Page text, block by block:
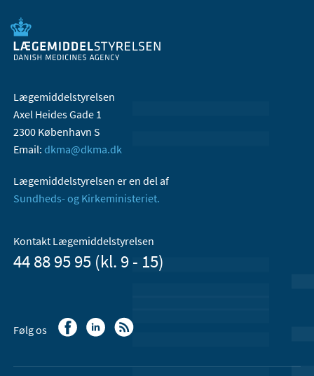
Lægemiddelstyrelsen
Axel Heides Gade 1
2300 København S
Email: dkma@dkma.dk
Lægemiddelstyrelsen er en del af
Sundheds- og Kirkeministeriet.
Kontakt Lægemiddelstyrelsen
44 88 95 95 (kl. 9 - 15)
Følg os